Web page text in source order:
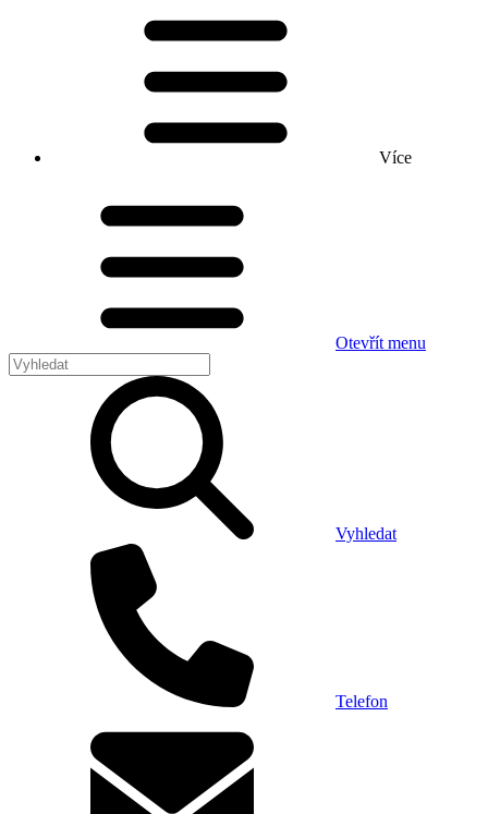
Více
Otevřít menu
Vyhledat
Telefon